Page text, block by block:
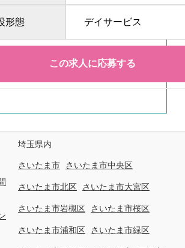
形態 デイサービス
埼玉県内
さいたま市 さいたま市中央区
さいたま市北区 さいたま市大宮区
さいたま市岩槻区 さいたま市桜区
さいたま市浦和区 さいたま市緑区